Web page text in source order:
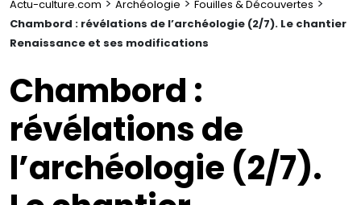
Actu-culture.com Archéologie Fouilles & Découvertes
Chambord : révélations de l’archéologie (2/7). Le chantier
Renaissance et ses modifications
Chambord :
révélations de
l’archéologie (2/7).